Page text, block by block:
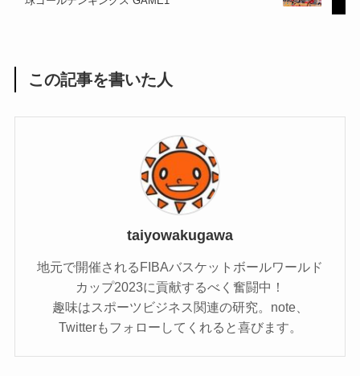
この記事を書いた人
taiyowakugawa
地元で開催されるFIBAバスケットボールワールド
カップ2023に貢献するべく奮闘中！
趣味はスポーツビジネス関連の研究。note、
Twitterもフォローしてくれると喜びます。